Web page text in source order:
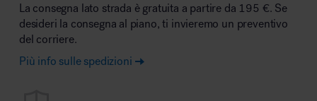
La consegna lato strada è gratuita a partire da 195 €. Se
desideri la consegna al piano, ti invieremo un preventivo
del corriere.
Più info sulle spedizioni